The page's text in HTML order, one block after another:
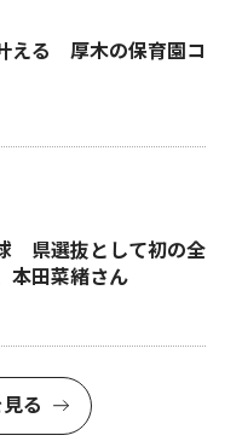
える 厚木の保育園コ
県選抜として初の全
本田菜緒さん
る